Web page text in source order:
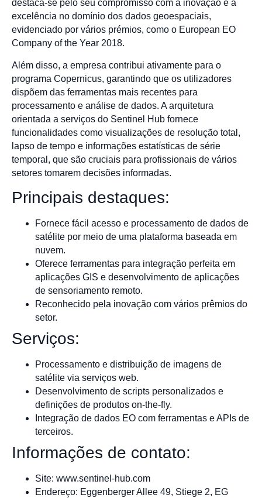
destaca-se pelo seu compromisso com a inovação e a
excelência no domínio dos dados geoespaciais,
evidenciado por vários prémios, como o European EO
Company of the Year 2018.
Além disso, a empresa contribui ativamente para o
programa Copernicus, garantindo que os utilizadores
dispõem das ferramentas mais recentes para
processamento e análise de dados. A arquitetura
orientada a serviços do Sentinel Hub fornece
funcionalidades como visualizações de resolução total,
lapso de tempo e informações estatísticas de série
temporal, que são cruciais para profissionais de vários
setores tomarem decisões informadas.
Principais destaques:
Fornece fácil acesso e processamento de dados de
satélite por meio de uma plataforma baseada em
nuvem.
Oferece ferramentas para integração perfeita em
aplicações GIS e desenvolvimento de aplicações
de sensoriamento remoto.
Reconhecido pela inovação com vários prêmios do
setor.
Serviços:
Processamento e distribuição de imagens de
satélite via serviços web.
Desenvolvimento de scripts personalizados e
definições de produtos on-the-fly.
Integração de dados EO com ferramentas e APIs de
terceiros.
Informações de contato:
Site: www.sentinel-hub.com
Endereço: Eggenberger Allee 49, Stiege 2, EG